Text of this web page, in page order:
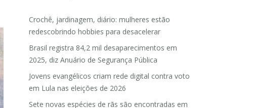
Crochê, jardinagem, diário: mulheres estão
redescobrindo hobbies para desacelerar
Brasil registra 84,2 mil desaparecimentos em
2025, diz Anuário de Segurança Pública
Jovens evangélicos criam rede digital contra voto
em Lula nas eleições de 2026
Sete novas espécies de rãs são encontradas em